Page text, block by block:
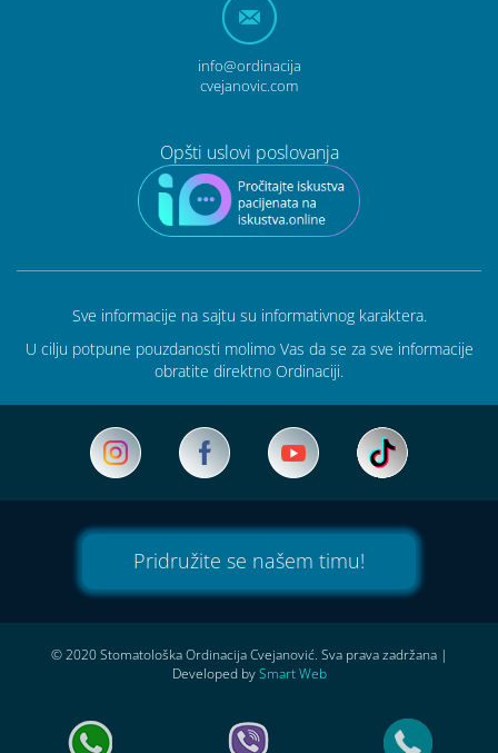
info@ordinacija
cvejanovic.com
Opšti uslovi poslovanja
Sve informacije na sajtu su informativnog karaktera.
U cilju potpune pouzdanosti molimo Vas da se za sve informacije
obratite direktno Ordinaciji.
Pridružite se našem timu!
© 2020 Stomatološka Ordinacija Cvejanović. Sva prava zadržana |
Developed bySmart Web